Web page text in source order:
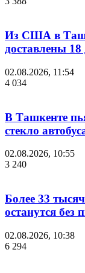
Из США в
доставлены
02.08.2026, 11:54
4 034
В Ташкенте
стекло
02.08.2026, 10:55
3 240
Более 33
останутся без
02.08.2026, 10:38
6 294